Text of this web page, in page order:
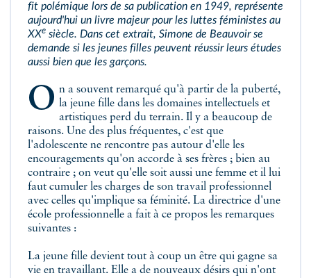
fit polémique lors de sa publication en 1949, représente
aujourd'hui un livre majeur pour les luttes féministes au
XXe siècle. Dans cet extrait, Simone de Beauvoir se
demande si les jeunes filles peuvent réussir leurs études
aussi bien que les garçons.
On a souvent remarqué qu'à partir de la puberté, la jeune fille dans les domaines intellectuels et
artistiques perd du terrain. Il y a beaucoup de
raisons. Une des plus fréquentes, c'est que
l'adolescente ne rencontre pas autour d'elle les
encouragements qu'on accorde à ses frères ; bien au
contraire ; on veut qu'elle soit aussi une femme et il lui
faut cumuler les charges de son travail professionnel
avec celles qu'implique sa féminité. La directrice d'une
école professionnelle a fait à ce propos les remarques
suivantes :
La jeune fille devient tout à coup un être qui gagne sa
vie en travaillant. Elle a de nouveaux désirs qui n'ont